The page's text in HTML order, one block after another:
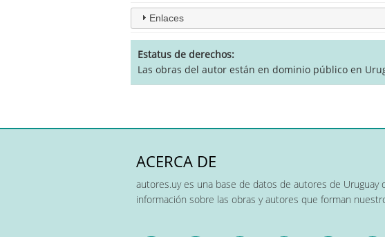
Enlaces
Estatus de derechos
Las obras del autor están en dominio público en
ACERCA DE
autores.uy es una base de datos de autores de
información sobre las obras y autores que forman